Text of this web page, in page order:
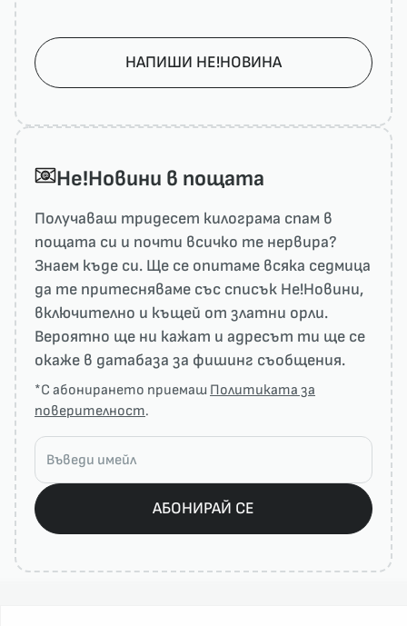
НАПИШИ НЕ!НОВИНА
He!Новини в пощата
Получаваш тридесет килограма спам в
пощата си и почти всичко те нервира?
Знаем къде си. Ще се опитаме всяка седмица
да те притесняваме със списък He!Новини,
включително и къщей от златни орли.
Вероятно ще ни кажат и адресът ти ще се
окаже в датабаза за фишинг съобщения.
*С абонирането приемаш Политиката за
поверителност.
АБОНИРАЙ СЕ